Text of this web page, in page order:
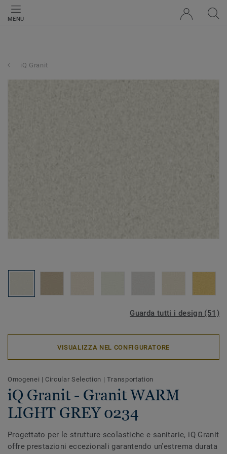
MENU
iQ Granit
Guarda tutti i design (51)
VISUALIZZA NEL CONFIGURATORE
Omogenei | Circular Selection | Transportation
iQ Granit - Granit WARM
LIGHT GREY 0234
Progettato per le strutture scolastiche e sanitarie, iQ Granit
offre prestazioni eccezionali garantendo un’estrema durata